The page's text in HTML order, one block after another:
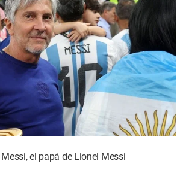
el papá de Lionel Messi